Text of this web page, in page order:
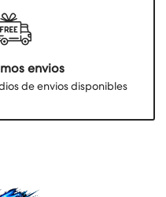
envios
de envios disponibles